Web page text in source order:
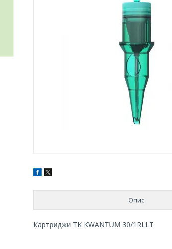
Опис
Картриджи TK KWANTUM 30/1RLLT